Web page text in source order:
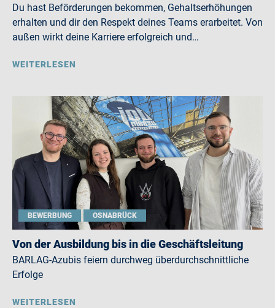
Du hast Beförderungen bekommen, Gehaltserhöhungen
erhalten und dir den Respekt deines Teams erarbeitet. Von
außen wirkt deine Karriere erfolgreich und…
WEITERLESEN
BEWERBUNG OSNABRÜCK
Von der Ausbildung bis in die Geschäftsleitung
BARLAG-Azubis feiern durchweg überdurchschnittliche
Erfolge
WEITERLESEN